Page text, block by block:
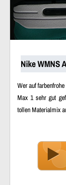
Nike WMNS
Wer auf
Max 1 sehr gut
tollen Materialmix